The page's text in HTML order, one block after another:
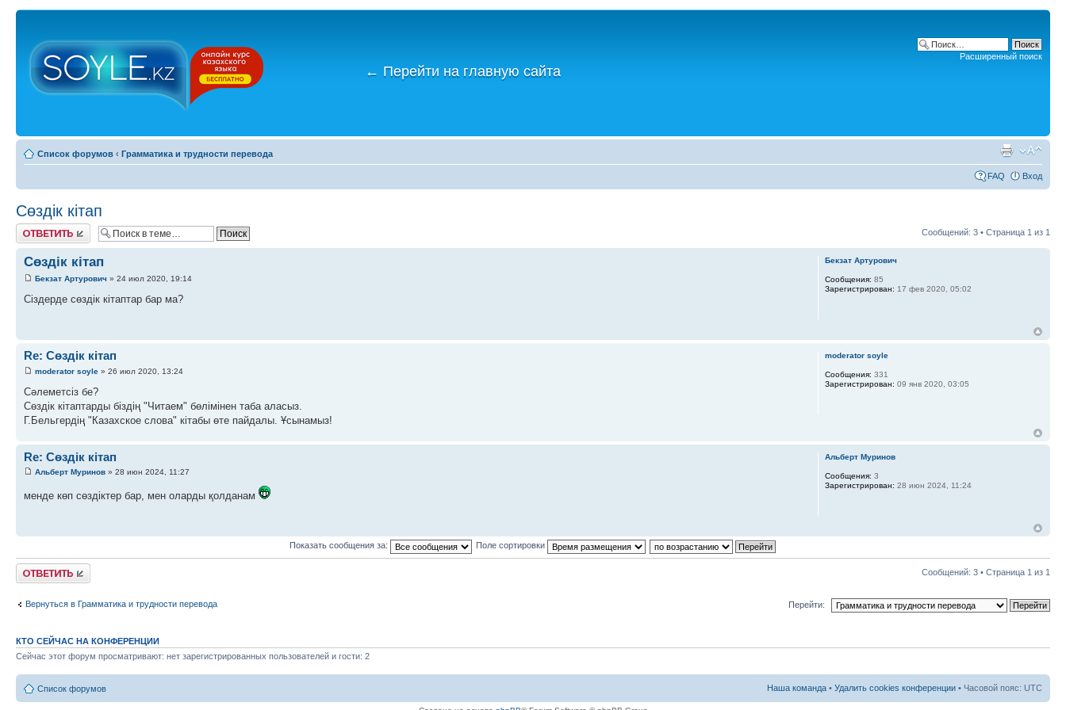
← Перейти на главную сайта
Расширенный поиск
Список форумов ‹ Грамматика и трудности перевода
FAQ Вход
Сөздік кітап
Ответить Сообщений: 3 • Страница 1 из 1
Сөздік кітап
Бекзат Артурович » 24 июл 2020, 19:14
Cіздерде сөздік кітаптар бар ма?
Бекзат Артурович
Сообщения: 85
Зарегистрирован: 17 фев 2020, 05:02
Re: Сөздік кітап
moderator soyle » 26 июл 2020, 13:24
Сәлеметсіз бе?
Сөздік кітаптарды біздің "Читаем" бөлімінен таба аласыз.
Г.Бельгердің "Казахское слова" кітабы өте пайдалы. Ұсынамыз!
moderator soyle
Сообщения: 331
Зарегистрирован: 09 янв 2020, 03:05
Re: Сөздік кітап
Альберт Муринов » 28 июн 2024, 11:27
менде көп сөздіктер бар, мен оларды қолданам
Альберт Муринов
Сообщения: 3
Зарегистрирован: 28 июн 2024, 11:24
Показать сообщения за: Поле сортировки
Ответить Сообщений: 3 • Страница 1 из 1
Вернуться в Грамматика и трудности перевода Перейти:
КТО СЕЙЧАС НА КОНФЕРЕНЦИИ
Сейчас этот форум просматривают: нет зарегистрированных пользователей и гости: 2
Список форумов Наша команда • Удалить cookies конференции • Часовой пояс: UTC